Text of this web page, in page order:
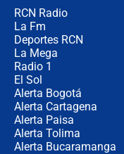
RCN Radio
La Fm
Deportes RCN
La Mega
Radio 1
El Sol
Alerta Bogotá
Alerta Cartagena
Alerta Paisa
Alerta Tolima
Alerta Bucaramanga